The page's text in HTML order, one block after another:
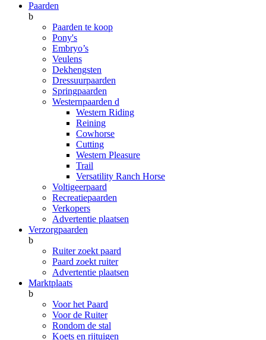
Paarden
b
Paarden te koop
Pony's
Embryo’s
Veulens
Dekhengsten
Dressuurpaarden
Springpaarden
Westernpaarden d
Western Riding
Reining
Cowhorse
Cutting
Western Pleasure
Trail
Versatility Ranch Horse
Voltigeerpaard
Recreatiepaarden
Verkopers
Advertentie plaatsen
Verzorgpaarden
b
Ruiter zoekt paard
Paard zoekt ruiter
Advertentie plaatsen
Marktplaats
b
Voor het Paard
Voor de Ruiter
Rondom de stal
Koets en rijtuigen